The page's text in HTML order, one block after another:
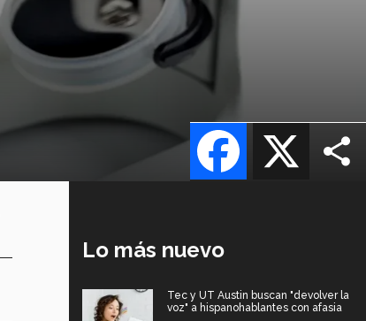
X
Facebook
Lo más nuevo
Tec y UT Austin buscan "devolver la
voz" a hispanohablantes con afasia